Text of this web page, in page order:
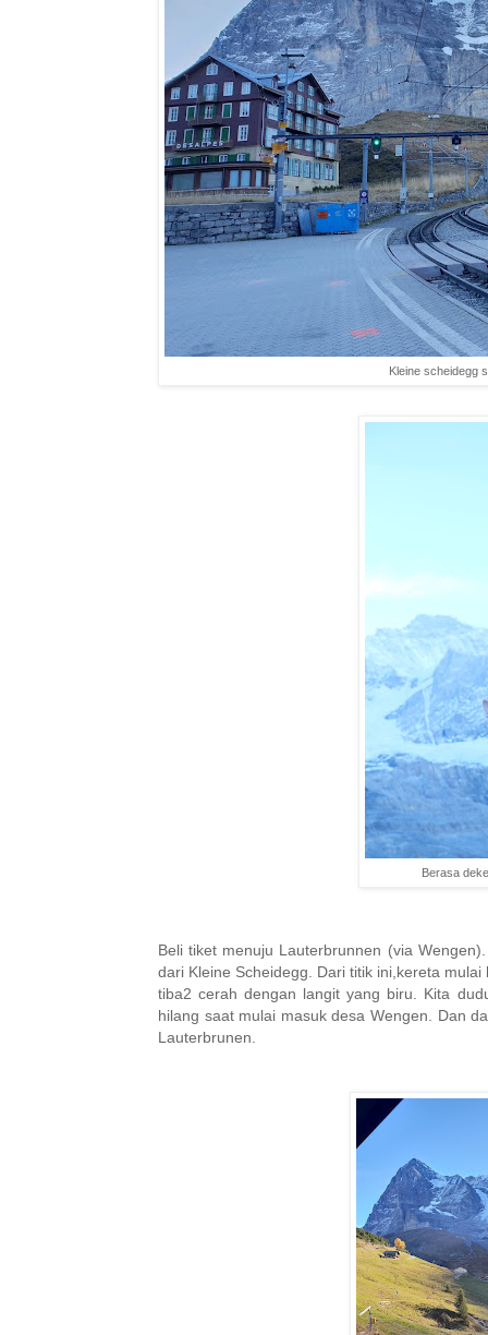
Kleine scheidegg
Berasa
Beli tiket menuju Lauterbrunnen (via
dari Kleine Scheidegg. Dari titik ini,kereta
tiba2 cerah dengan langit yang biru. Kita
hilang saat mulai masuk desa Wengen. Dan
Lauterbrunen.